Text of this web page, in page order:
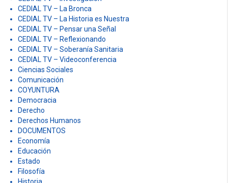
CEDIAL TV
CEDIAL TV – Arte
CEDIAL TV – Clase Magistral
CEDIAL TV – Crónicas Latinoamericanas
CEDIAL TV – Documentales
CEDIAL TV – Encuentro con los Otros
CEDIAL TV – Ética, Discurso y Salud
CEDIAL TV – Investigación
CEDIAL TV – La Bronca
CEDIAL TV – La Historia es Nuestra
CEDIAL TV – Pensar una Señal
CEDIAL TV – Reflexionando
CEDIAL TV – Soberanía Sanitaria
CEDIAL TV – Videoconferencia
Ciencias Sociales
Comunicación
COYUNTURA
Democracia